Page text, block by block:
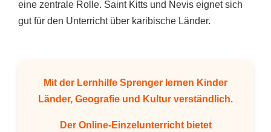
eine zentrale Rolle. Saint Kitts und Nevis eignet sich
gut für den Unterricht über karibische Länder.
Mit der Lernhilfe Sprenger lernen Kinder
Länder, Geografie und Kultur verständlich.
Der Online-Einzelunterrichtbietet